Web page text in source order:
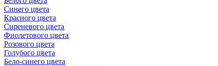
Синего цвета
Красного цвета
Сиреневого цвета
Фиолетового цвета
Розового цвета
Голубого цвета
Бело-синего цвета